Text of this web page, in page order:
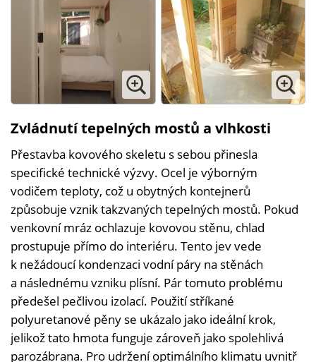
Zvládnutí tepelných mostů a vlhkosti
Přestavba kovového skeletu s sebou přinesla
specifické technické výzvy. Ocel je výborným
vodičem teploty, což u obytných kontejnerů
způsobuje vznik takzvaných tepelných mostů. Pokud
venkovní mráz ochlazuje kovovou stěnu, chlad
prostupuje přímo do interiéru. Tento jev vede
k nežádoucí kondenzaci vodní páry na stěnách
a následnému vzniku plísní. Pár tomuto problému
předešel pečlivou izolací. Použití stříkané
polyuretanové pěny se ukázalo jako ideální krok,
jelikož tato hmota funguje zároveň jako spolehlivá
parozábrana. Pro udržení optimálního klimatu uvnitř